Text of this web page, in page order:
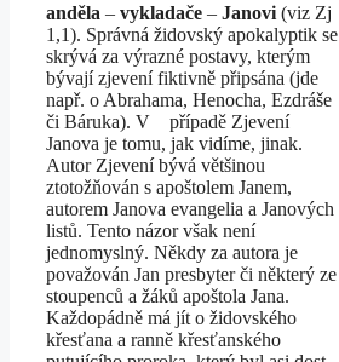
anděla – vykladače – Janovi (viz Zj
1,1). Správná židovský apokalyptik se
skrývá za výrazné postavy, kterým
bývají zjevení fiktivně připsána (jde
např. o Abrahama, Henocha, Ezdráše
či Báruka). V případě Zjevení
Janova je tomu, jak vidíme, jinak.
Autor Zjevení bývá většinou
ztotožňován s apoštolem Janem,
autorem Janova evangelia a Janových
listů. Tento názor však není
jednomyslný. Někdy za autora je
považován Jan presbyter či některý ze
stoupenců a žáků apoštola Jana.
Každopádně má jít o židovského
křesťana a ranně křesťanského